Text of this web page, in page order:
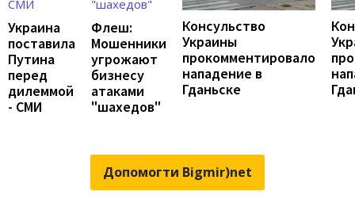
Украина
поставила
Путина
перед
дилеммой
- СМИ
Флеш:
Мошенники
угрожают
бизнесу
атаками
"шахедов"
Консульство
Украины
прокомментировало
нападение в
Гданьске
Допомогти Bigmir)net